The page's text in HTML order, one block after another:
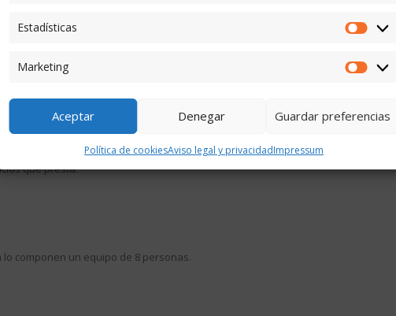
Estadísticas
Marketing
Aceptar Denegar Guardar preferencias
Política de cookiesAviso legal y privacidadImpressum
calle el Mazo, número 2, entreplanta D de la misma localidad. Se trata de un piso-
vuelve a trasladar a un local más amplio en la misma calle El Mazo, número 12
que presta.
componen un equipo de 8 personas.